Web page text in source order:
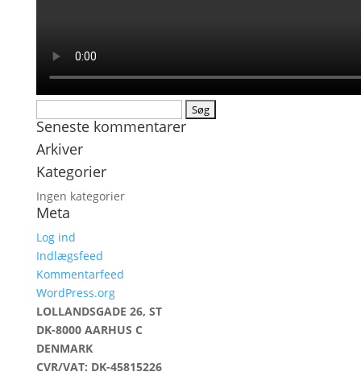
efter:
Seneste kommentarer
Arkiver
Kategorier
Ingen kategorier
Meta
Log ind
Indlægsfeed
Kommentarfeed
WordPress.org
LOLLANDSGADE 26, ST
DK-8000 AARHUS C
DENMARK
CVR/VAT: DK-45815226